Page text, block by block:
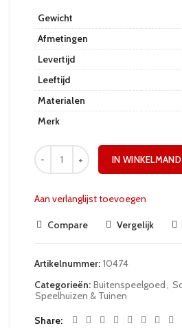
Gewicht
Afmetingen
Levertijd
Leeftijd
Materialen
Merk
IN WINKELMAND
Aan verlanglijst toevoegen
Compare Vergelijk
Artikelnummer: 10474
Categorieën: Buitenspeelgoed
Speelhuizen & Tuinen
Share